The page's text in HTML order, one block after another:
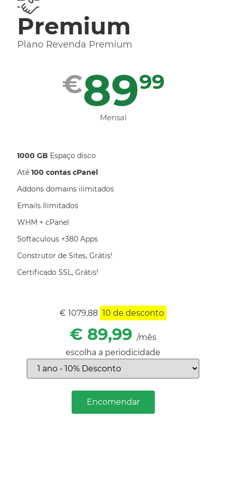
Premium
Plano Revenda Premium
€8999
Mensal
1000 GB Espaço disco
Até 100 contas cPanel
Addons domains ilimitados
Emails Ilimitados
WHM + cPanel
Softaculous +380 Apps
Construtor de Sites, Grátis!
Certificado SSL, Grátis!
€ 1079,88 10 de desconto
€ 89,99 /mês
escolha a periodicidade
Encomendar